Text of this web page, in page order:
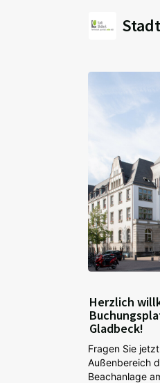
Herzlich
Gladbeck!
Fragen Sie
Außenbereich
Beachanlage